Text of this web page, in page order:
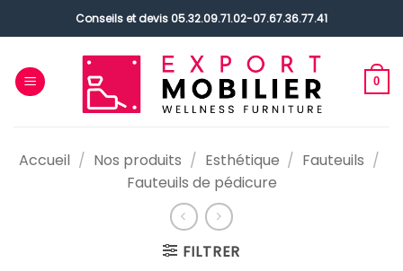
au
Conseils et devis 05.32.09.71.02-07.67.36.77.41
0
Accueil / Nos produits / Esthétique / Fauteuils /
Fauteuils de pédicure
FILTRER